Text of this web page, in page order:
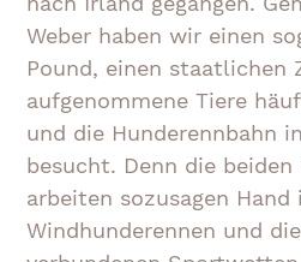
Weber haben wir einen
Pound, einen staatlichen
aufgenommene Tiere
und die Hunderennbahn
besucht. Denn die
arbeiten sozusagen Hand
Windhunderennen und